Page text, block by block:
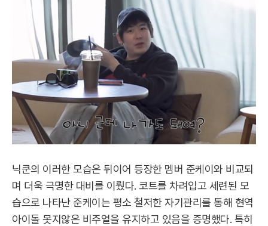
닉쿤의 이러한 모습은 뒤이어 등장한 멤버 준케이와 비교되
며 더욱 극명한 대비를 이뤘다. 코트를 차려입고 세련된 모
습으로 나타난 준케이는 평소 철저한 자기관리를 통해 현역
아이돌 못지않은 비주얼을 유지하고 있음을 증명했다. 특히